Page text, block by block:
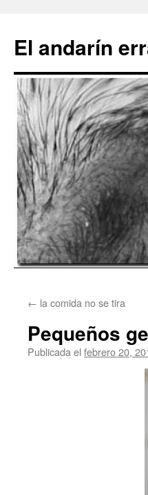
contenido
El andarín
← la comida no se tira
Pequeños
Publicada el febrero 20,